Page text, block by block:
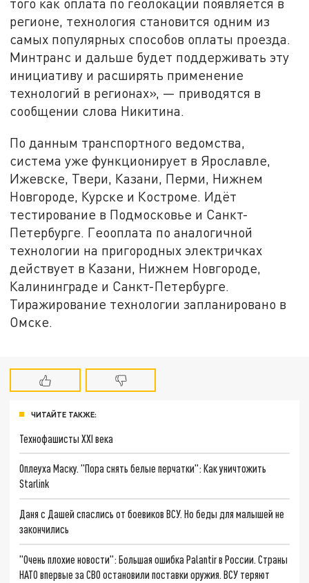
того как оплата по геолокации появляется в
регионе, технология становится одним из
самых популярных способов оплаты проезда.
Минтранс и дальше будет поддерживать эту
инициативу и расширять применение
технологий в регионах», — приводятся в
сообщении слова Никитина.
По данным транспортного ведомства,
система уже функционирует в Ярославле,
Ижевске, Твери, Казани, Перми, Нижнем
Новгороде, Курске и Костроме. Идёт
тестирование в Подмосковье и Санкт-
Петербурге. Геооплата по аналогичной
технологии на пригородных электричках
действует в Казани, Нижнем Новгороде,
Калининграде и Санкт-Петербурге.
Тиражирование технологии запланировано в
Омске.
ЧИТАЙТЕ ТАКЖЕ:
Технофашисты XXI века
Оплеуха Маску. "Пора снять белые перчатки": Как уничтожить
Starlink
Даня с Дашей спаслись от боевиков ВСУ. Но беды для малышей не
закончились
"Очень плохие новости": Большая ошибка Palantir в России. Страны
НАТО впервые за СВО остановили поставки оружия. ВСУ теряют